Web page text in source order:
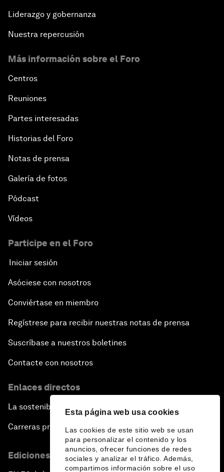
Esta página web usa cookies
Las cookies de este sitio web se usan
para personalizar el contenido y los
anuncios, ofrecer funciones de redes
sociales y analizar el tráfico. Además,
compartimos información sobre el uso
Liderazgo y gobernanza
Nuestra repercusión
Más información sobre el Foro
Centros
Reuniones
Partes interesadas
Historias del Foro
Notas de prensa
Galería de fotos
Pódcast
Vídeos
Participe en el Foro
Iniciar sesión
Asóciese con nosotros
Conviértase en miembro
Regístrese para recibir nuestras notas de prensa
Suscríbase a nuestros boletines
Contacte con nosotros
Enlaces directos
La sostenibilidad en el Foro
Carreras profesionales
Ediciones en otros idiomas